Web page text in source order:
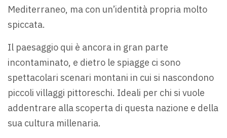
Mediterraneo, ma con un’identità propria molto
spiccata.
Il paesaggio qui è ancora in gran parte
incontaminato, e dietro le spiagge ci sono
spettacolari scenari montani in cui si nascondono
piccoli villaggi pittoreschi. Ideali per chi si vuole
addentrare alla scoperta di questa nazione e della
sua cultura millenaria.